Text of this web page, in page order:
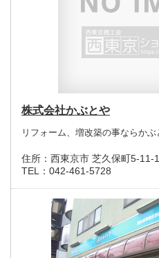
株式会社かぶとや
リフォーム、増改築の事ならかぶ
住所： 西東京市 芝久保町5-11-1
TEL： 042-461-5728